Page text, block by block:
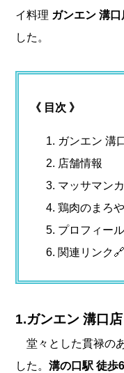
イ料理 ガンエン 溝口
した。
《 目次 》
ガンエン 溝
店舗情報
マッサマン
鶏肉のまろ
プロフィール
関連リンク🔗
1.ガンエン 溝口
堂々とした貫禄の
した。溝の口駅 徒歩